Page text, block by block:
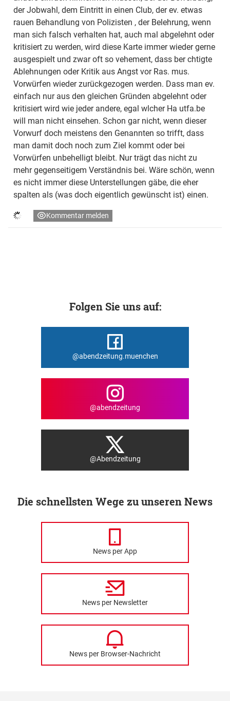
der Jobwahl, dem Eintritt in einen Club, der ev. etwas
rauen Behandlung von Polizisten , der Belehrung, wenn
man sich falsch verhalten hat, auch mal abgelehnt oder
kritisiert zu werden, wird diese Karte immer wieder gerne
ausgespielt und zwar oft so vehement, dass ber chtigte
Ablehnungen oder Kritik aus Angst vor Ras. mus.
Vorwürfen wieder zurückgezogen werden. Dass man ev.
einfach nur aus den gleichen Gründen abgelehnt oder
kritisiert wird wie jeder andere, egal wlcher Ha utfa.be
will man nicht einsehen. Schon gar nicht, wenn dieser
Vorwurf doch meistens den Genannten so trifft, dass
man damit doch noch zum Ziel kommt oder bei
Vorwürfen unbehelligt bleibt. Nur trägt das nicht zu
mehr gegenseitigem Verständnis bei. Wäre schön, wenn
es nicht immer diese Unterstellungen gäbe, die eher
spalten als (was doch eigentlich gewünscht ist) einen.
Kommentar melden
Folgen Sie uns auf:
@abendzeitung.muenchen
@abendzeitung
@Abendzeitung
Die schnellsten Wege zu unseren News
News per App
News per Newsletter
News per Browser-Nachricht